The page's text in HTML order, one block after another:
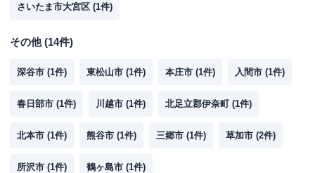
さいたま市大宮区 (1件)
その他(14件)
深谷市 (1件) 東松山市 (1件) 本庄市 (1件) 入間市 (1件)
春日部市 (1件) 川越市 (1件) 北足立郡伊奈町 (1件)
北本市 (1件) 熊谷市 (1件) 三郷市 (1件) 草加市 (2件)
所沢市 (1件) 鶴ヶ島市 (1件)